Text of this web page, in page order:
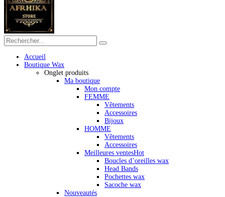
Accueil
Boutique Wax
Onglet produits
Ma boutique
Mon compte
FEMME
Vêtements
Accessoires
Bijoux
HOMME
Vêtements
Accessoires
Meilleures ventesHot
Boucles d’oreilles wax
Head Bands
Pochettes wax
Sacoche wax
Nouveautés